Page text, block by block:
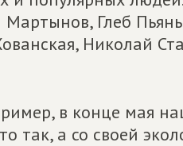
Глеб
Николай
в конце мая
так, а со своей